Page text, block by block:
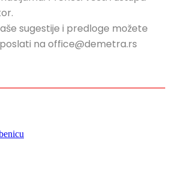
sugestije i predloge možete
na office@demetra.rs